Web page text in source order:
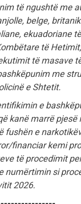
të ngushtë me
belge,
ekuadoriane
të
të masave
me
e Shtetit.
e
kanë marrë pjesë
fushën e
financiar kemi
të procedimit
numërtimin si
2026.